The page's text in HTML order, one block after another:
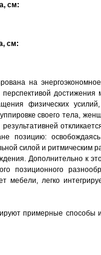
см:
см:
на
достижения
физических
своего тела,
позицию:
силой и ритмическим
Дополнительно к
позиционного
мебели, легко
примерные способы